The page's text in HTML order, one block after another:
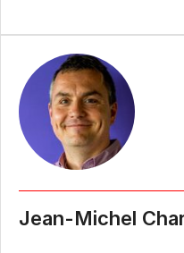
Jean-Michel